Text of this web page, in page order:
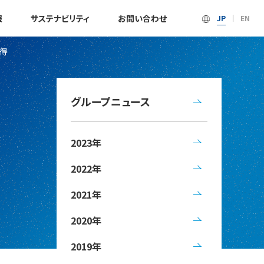
サステナビリティ お問い合わせ JP EN
グループニュース
2023年
2022年
2021年
2020年
2019年